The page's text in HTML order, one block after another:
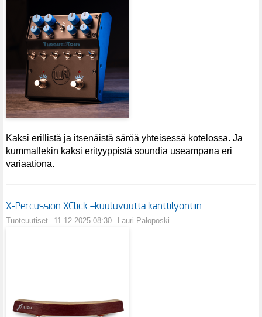
Kaksi erillistä ja itsenäistä säröä yhteisessä kotelossa. Ja
kummallekin kaksi erityyppistä soundia useampana eri
variaationa.
X-Percussion XClick –kuuluvuutta kanttilyöntiin
Tuoteuutiset 11.12.2025 08:30 Lauri Paloposki